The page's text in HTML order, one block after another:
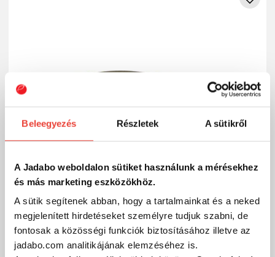
Beleegyezés Részletek A sütikről
A Jadabo weboldalon sütiket használunk a mérésekhez
és más marketing eszközökhöz.
A sütik segítenek abban, hogy a tartalmainkat és a neked
megjelenített hirdetéseket személyre tudjuk szabni, de
fontosak a közösségi funkciók biztosításához illetve az
jadabo.com analitikájának elemzéséhez is.
Tiemco Red Pepper Micro F 60mm 3.5g Color 284
Clear Ayu wobbler